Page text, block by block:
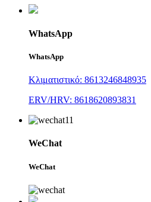
WhatsApp
WhatsApp
Κλιματιστικό: 8613246848935
ERV/HRV: 8618620893831
WeChat
WeChat